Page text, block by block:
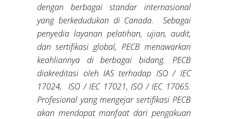
dengan berbagai standar internasional
yang berkedudukan di Canada. Sebagai
penyedia layanan pelatihan, ujian, audit,
dan sertifikasi global, PECB menawarkan
keahliannya di berbagai bidang. PECB
diakreditasi oleh IAS terhadap ISO / IEC
17024, ISO / IEC 17021, ISO / IEC 17065.
Profesional yang mengejar sertifikasi PECB
akan mendapat manfaat dari pengakuan